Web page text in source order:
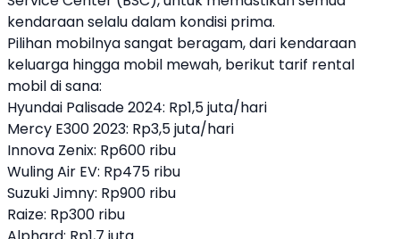
kendaraan selalu dalam kondisi prima.
Pilihan mobilnya sangat beragam, dari kendaraan
keluarga hingga mobil mewah, berikut tarif rental
mobil di sana:
Hyundai Palisade 2024: Rp1,5 juta/hari
Mercy E300 2023: Rp3,5 juta/hari
Innova Zenix: Rp600 ribu
Wuling Air EV: Rp475 ribu
Suzuki Jimny: Rp900 ribu
Raize: Rp300 ribu